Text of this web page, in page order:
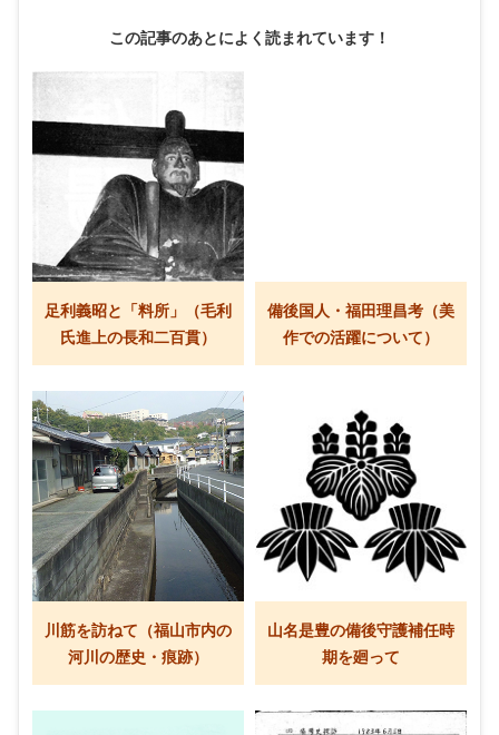
この記事のあとによく読まれています！
足利義昭と「料所」（毛利
氏進上の長和二百貫）
備後国人・福田理昌考（美
作での活躍について）
川筋を訪ねて（福山市内の
河川の歴史・痕跡）
山名是豊の備後守護補任時
期を廻って